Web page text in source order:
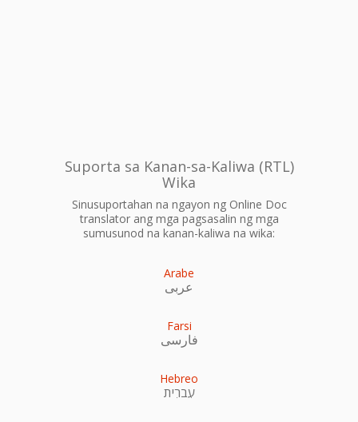
Suporta sa Kanan-sa-Kaliwa (RTL)
Wika
Sinusuportahan na ngayon ng Online Doc
translator ang mga pagsasalin ng mga
sumusunod na kanan-kaliwa na wika:
Arabe
عربى
Farsi
فارسی
Hebreo
עִברִית